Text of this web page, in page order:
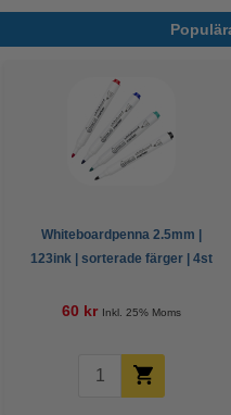
Whiteboardpenna 2.5mm |
123ink | sorterade färger | 4st
60 kr Inkl. 25% Moms